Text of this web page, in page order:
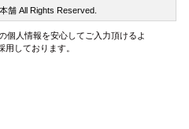
舗 All Rights Reserved.
個人情報を安心してご入力頂けるよ
用しております。